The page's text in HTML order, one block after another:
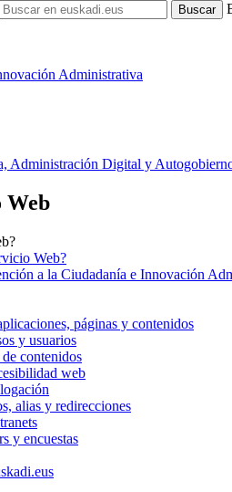
Administrativa
Administración Digital y
Web
Web?
a la Ciudadanía e Innovación
páginas y contenidos
y usuarios
contenidos
web
alias y redirecciones
y encuestas